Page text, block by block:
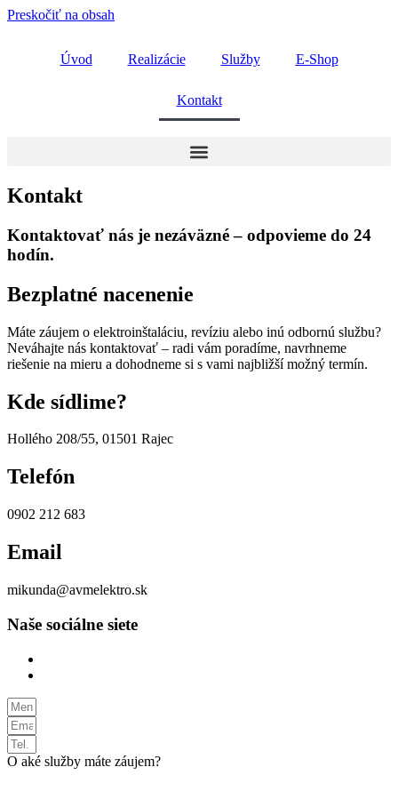
Preskočiť na obsah
Úvod Realizácie Služby E-Shop
Kontakt
Kontakt
Kontaktovať nás je nezáväzné – odpovieme do 24
hodín.
Bezplatné nacenenie
Máte záujem o elektroinštaláciu, revíziu alebo inú odbornú službu?
Neváhajte nás kontaktovať – radi vám poradíme, navrhneme
riešenie na mieru a dohodneme si s vami najbližší možný termín.
Kde sídlime?
Hollého 208/55, 01501 Rajec
Telefón
0902 212 683
Email
mikunda@avmelektro.sk
Naše sociálne siete
O aké služby máte záujem?